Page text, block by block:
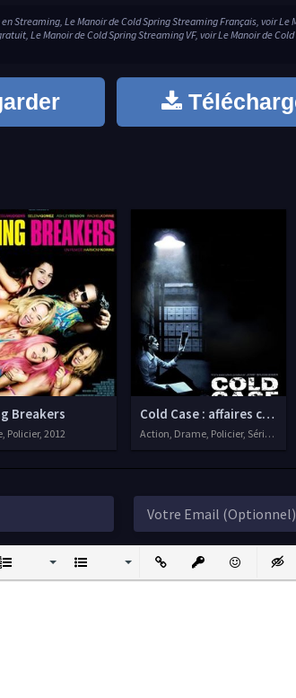
Streaming, Le Manoir de Cold Spring Streaming Français, voir Le
Le Manoir de Cold Spring Streaming VF, voir Le Manoir de
Breakers
Policier, 2012
Cold Case : affaires
Action, Drame, Policier, Séries VF,
List Unordered ListInsert LinkInsert protected link
Emoticons